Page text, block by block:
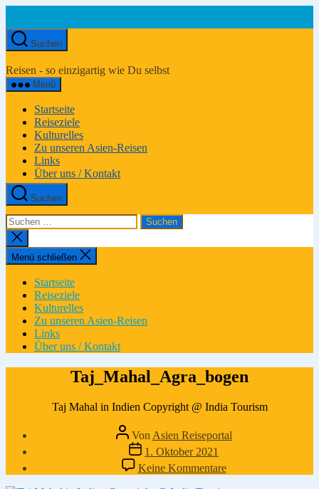
springen
Suchen
Reiseportal
Reisen - so einzigartig wie Du selbst
Menü
Startseite
Reiseziele
Kulturelles
Zu unseren Asien-Reisen
Links
Über uns / Kontakt
Suchen
Suchen
nach:
Suche
schließen
Menü schließen
Startseite
Reiseziele
Kulturelles
Zu unseren Asien-Reisen
Links
Über uns / Kontakt
Taj_Mahal_Agra_bogen
Taj Mahal in Indien Copyright @ India Tourism
Beitragsautor
Von Asien Reiseportal
Veröffentlichungsdatum
1. Oktober 2021
Keine Kommentarezu